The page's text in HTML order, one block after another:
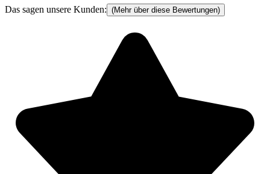
Das sagen unsere Kunden: (Mehr über diese Bewertungen)